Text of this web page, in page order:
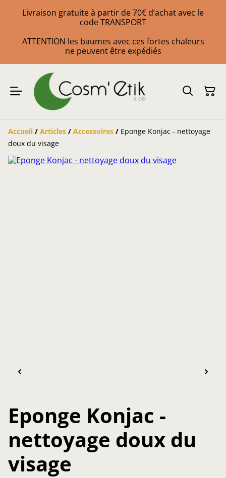
Livraison gratuite à partir de 70€ d’achat avec le
code TRANSPORT
ATTENTION les baumes avec ces fortes chaleurs
ne peuvent être expédiés
Accueil / Articles / Accessoires / Eponge Konjac - nettoyage
doux du visage
Eponge Konjac -
nettoyage doux du
visage